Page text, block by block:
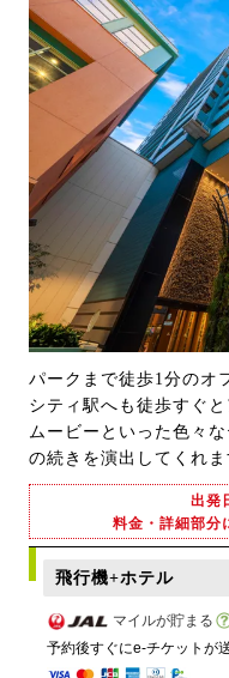
パークまで徒歩1分のオ
シティ駅へも徒歩すぐ
ムービーといった色々
の続きを演出してくれま
出発
料金・詳細部分
飛行機+ホテル
マイルが貯まる
予約後すぐにe-チケットが